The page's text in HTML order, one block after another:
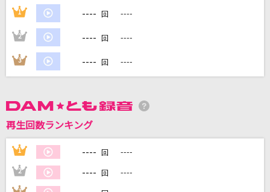
家族や友達と一緒に！練習にも！
1 ---- 回 ----
2 ---- 回 ----
3 ---- 回 ----
再生回数ランキング
1 ---- 回 ----
2 ---- 回 ----